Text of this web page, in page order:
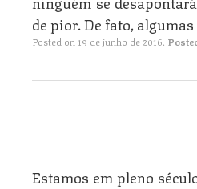
de pior. De fato,
Posted on 19 de junho de 2016.
Estamos em pleno